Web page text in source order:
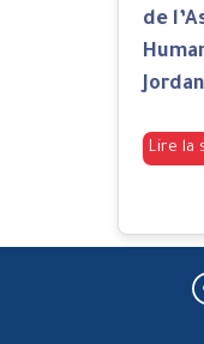
de
Lire la